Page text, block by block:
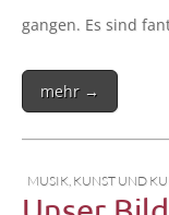
gan­gen. Es sind
mehr →
MUSIK, KUNST UND